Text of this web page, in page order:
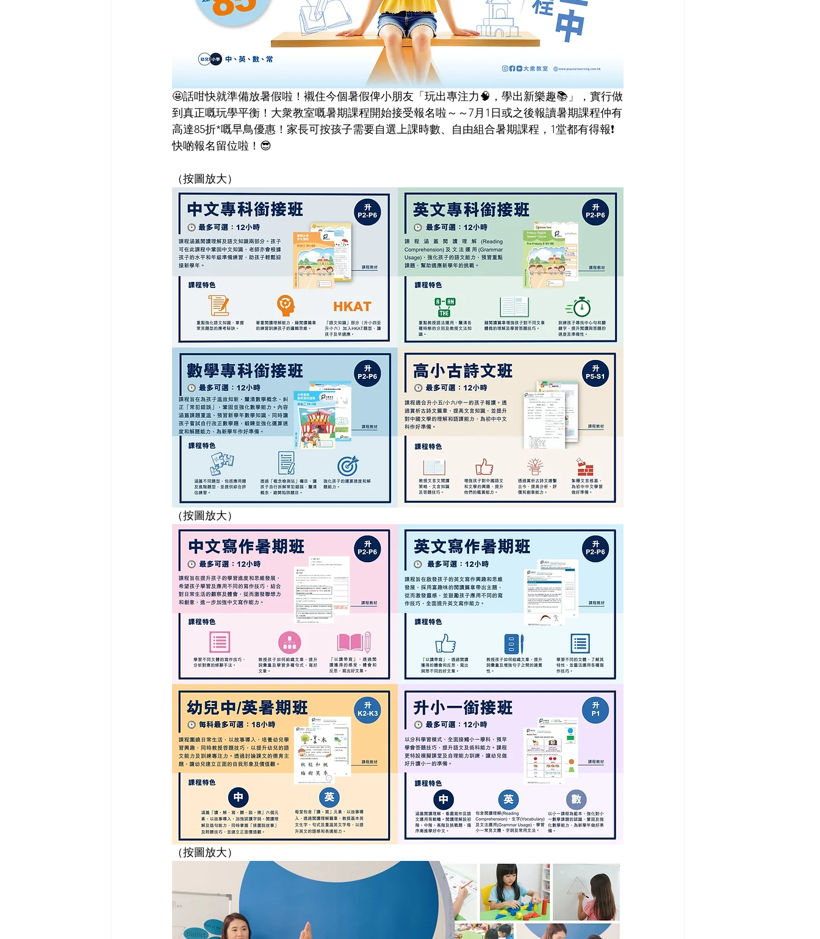
🤩話咁快就準備放暑假啦！襯住今個暑假俾小朋友「玩出專注力🧠，學出新樂趣📚」，實行做
到真正嘅玩學平衡！大衆教室嘅暑期課程開始接受報名啦～～7月1日或之後報讀暑期課程仲有
高達85折*嘅早鳥優惠！家長可按孩子需要自選上課時數、自由組合暑期課程，1堂都有得報❗
快啲報名留位啦！😎
（按圖放大）
（按圖放大）
（按圖放大）